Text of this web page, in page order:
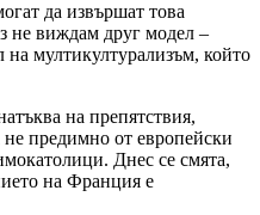
да извършат това
не виждам друг модел –
на мултикултурализъм, който
на препятствия,
не предимно от европейски
Днес се смята,
на Франция е